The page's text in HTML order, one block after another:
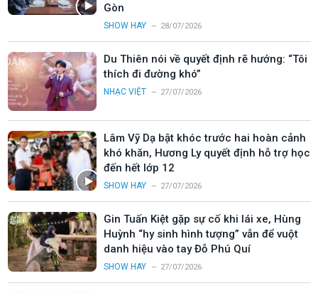
Gòn
SHOW HAY 28/07/2026
Du Thiên nói về quyết định rẽ hướng: “Tôi
thích đi đường khó”
NHẠC VIỆT 27/07/2026
Lâm Vỹ Dạ bật khóc trước hai hoàn cảnh
khó khăn, Hương Ly quyết định hỗ trợ học
đến hết lớp 12
SHOW HAY 27/07/2026
Gin Tuấn Kiệt gặp sự cố khi lái xe, Hùng
Huỳnh “hy sinh hình tượng” vẫn để vuột
danh hiệu vào tay Đỗ Phú Quí
SHOW HAY 27/07/2026